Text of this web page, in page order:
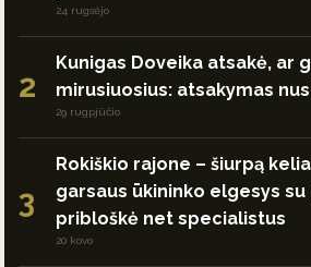
24 rugsėjo
2
Kunigas Doveika atsakė, ar
mirusiuosius: atsakymas
29 rugpjūčio
3
Rokiškio rajone – šiurpą
garsaus ūkininko elgesys su
pribloškė net specialistus
20 kovo